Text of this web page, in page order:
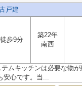
戸建
徒歩9分
築22年
南西
ムキッチンは必要な物
安心です。当...